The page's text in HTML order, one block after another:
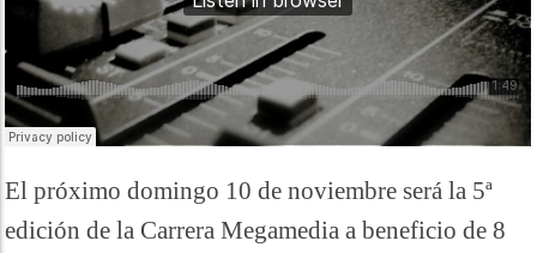
El próximo domingo 10 de noviembre será la 5ª
edición de la Carrera Megamedia a beneficio de 8